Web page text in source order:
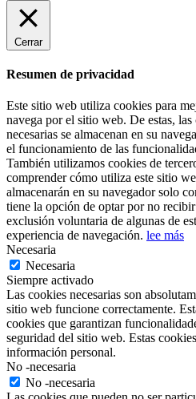
Cerrar
Resumen de privacidad
Este sitio web utiliza cookies para
navega por el sitio web. De estas,
necesarias se almacenan en su
el funcionamiento de las
También utilizamos cookies de
comprender cómo utiliza este sitio
almacenarán en su navegador solo
tiene la opción de optar por no
exclusión voluntaria de algunas de
experiencia de navegación. lee más
Necesaria
Necesaria
Siempre activado
Las cookies necesarias son
sitio web funcione correctamente.
cookies que garantizan
seguridad del sitio web. Estas
información personal.
No -necesaria
No -necesaria